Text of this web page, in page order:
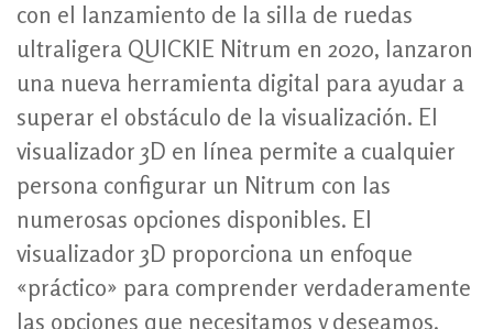
con el lanzamiento de la silla de ruedas
ultraligera QUICKIE Nitrum en 2020, lanzaron
una nueva herramienta digital para ayudar a
superar el obstáculo de la visualización. El
visualizador 3D en línea permite a cualquier
persona configurar un Nitrum con las
numerosas opciones disponibles. El
visualizador 3D proporciona un enfoque
«práctico» para comprender verdaderamente
las opciones que necesitamos y deseamos.